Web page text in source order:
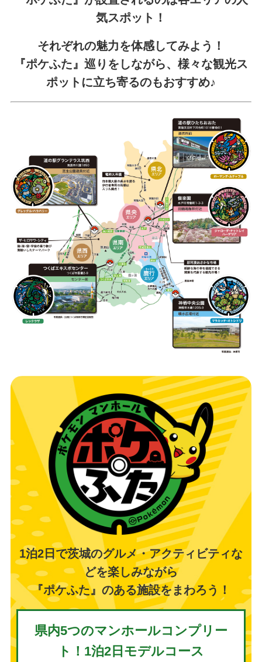
気スポット！
それぞれの魅力を体感してみよう！
『ポケふた』巡りをしながら、様々な観光ス
ポットに立ち寄るのもおすすめ♪
1泊2日で茨城のグルメ・アクティビティな
どを楽しみながら
『ポケふた』のある施設をまわろう！
県内5つのマンホールコンプリー
ト！1泊2日モデルコース